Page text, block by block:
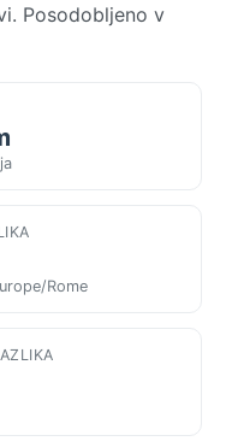
Posodobljeno v
Rome